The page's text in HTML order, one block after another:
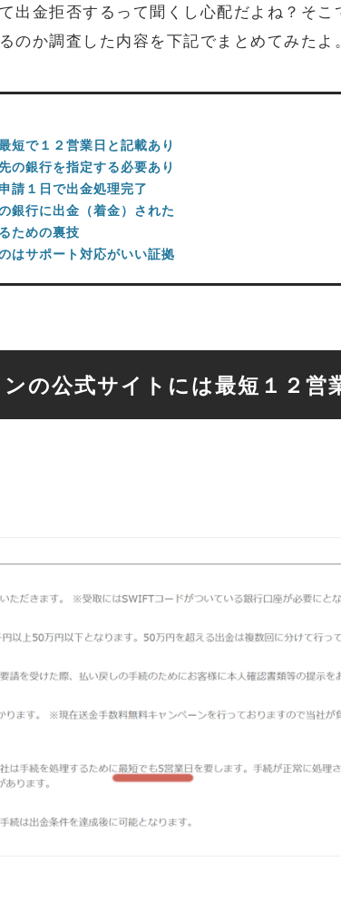
出金拒否するって聞くし心配だよね？そ
のか調査した内容を下記でまとめてみたよ。
短で１２営業日と記載あり
の銀行を指定する必要あり
請１日で出金処理完了
銀行に出金（着金）された
ための裏技
はサポート対応がいい証拠
の公式サイトには最短１２営